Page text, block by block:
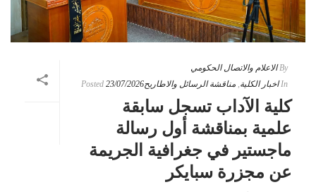
By الاعلام والاتصال الحكومي
In اخبار الكلية مناقشة الرسائل والاطاريح Posted 23/07/2026
كلية الآداب تسجل سابقة
علمية بمناقشة أول رسالة
ماجستير في جغرافية الجريمة
عن مجزرة سبايكر